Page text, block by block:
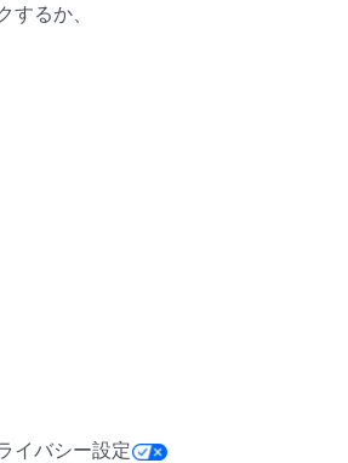
るか、
リーを
イバシー設定